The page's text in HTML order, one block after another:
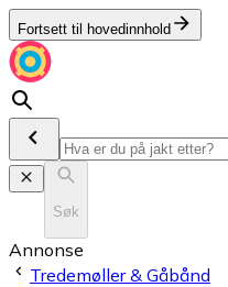
Fortsett til hovedinnhold
Søk
Annonse
Tredemøller & Gåbånd